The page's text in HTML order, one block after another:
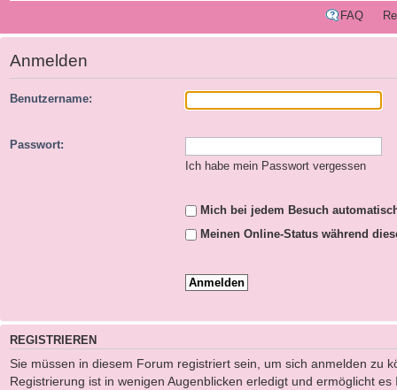
FAQ
Anmelden
Benutzername:
Passwort:
Ich habe mein Passwort vergessen
Mich bei jedem Besuch
Meinen Online-Status während
REGISTRIEREN
Sie müssen in diesem Forum registriert sein, um sich anmelden zu
Registrierung ist in wenigen Augenblicken erledigt und ermöglicht